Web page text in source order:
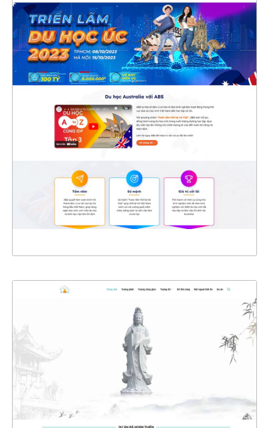
47467
CHI TIẾT
XEM THỰC TẾ